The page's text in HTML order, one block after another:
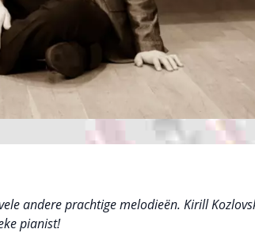
andere prachtige melodieën. Kirill
pianist!